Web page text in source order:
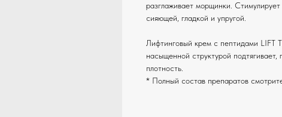
разглаживает морщинки. Стимулирует
сияющей, гладкой и упругой.
Лифтинговый крем с пептидами LIFT
насыщенной структурой подтягивает,
плотность.
* Полный состав препаратов